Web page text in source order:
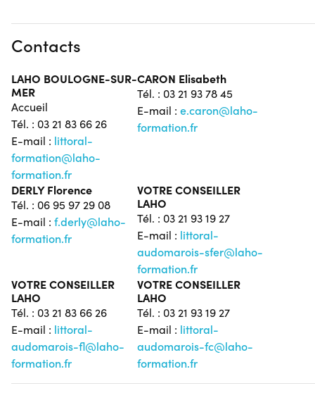
Contacts
LAHO BOULOGNE-SUR-
MER
Accueil
Tél. : 03 21 83 66 26
E-mail : littoral-
formation@laho-
formation.fr
CARON Elisabeth
Tél. : 03 21 93 78 45
E-mail : e.caron@laho-
formation.fr
DERLY Florence
Tél. : 06 95 97 29 08
E-mail : f.derly@laho-
formation.fr
VOTRE CONSEILLER
LAHO
Tél. : 03 21 93 19 27
E-mail : littoral-
audomarois-sfer@laho-
formation.fr
VOTRE CONSEILLER
LAHO
Tél. : 03 21 83 66 26
E-mail : littoral-
audomarois-fl@laho-
formation.fr
VOTRE CONSEILLER
LAHO
Tél. : 03 21 93 19 27
E-mail : littoral-
audomarois-fc@laho-
formation.fr